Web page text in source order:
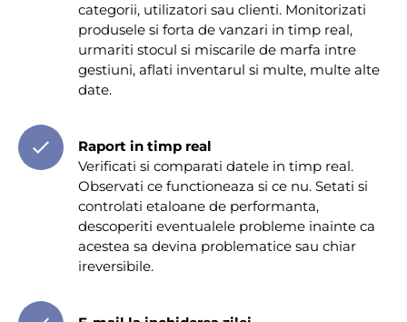
categorii, utilizatori sau clienti. Monitorizati
produsele si forta de vanzari in timp real,
urmariti stocul si miscarile de marfa intre
gestiuni, aflati inventarul si multe, multe alte
date.
Raport in timp real
Verificati si comparati datele in timp real.
Observati ce functioneaza si ce nu. Setati si
controlati etaloane de performanta,
descoperiti eventualele probleme inainte ca
acestea sa devina problematice sau chiar
ireversibile.